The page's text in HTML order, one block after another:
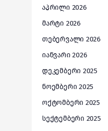
აპრილი 2026
მარტი 2026
თებერვალი 2026
იანვარი 2026
დეკემბერი 2025
ნოემბერი 2025
ოქტომბერი 2025
სექტემბერი 2025